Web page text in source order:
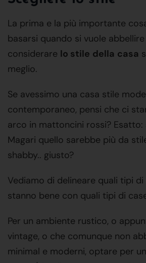
La prima e la più importante
basarsi quando si vuole
considerare lo stile della casa
meglio.
Se avessimo una casa stile
contemporaneo, pensi che ci
arco in mattoncini rossi? Esatto:
Magari quello sarebbe più da
shabby.. giusto?
Vediamo di delineare quali tipi
stanno bene con quali tipi di
Per un ambiente rustico, o
vintage, o che comunque non
minimal e moderni, optare per